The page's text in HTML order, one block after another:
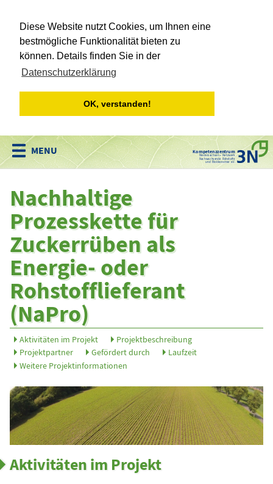
Diese Website nutzt Cookies, um Ihnen eine
bestmögliche Funktionalität bieten zu
können. Details finden Sie in der
Datenschutzerklärung
OK, verstanden!
Kompetenzzentrum
Niedersachsen • Netzwerk
Nachwachsende Rohstoffe
und Bioökonomie e.V.
Nachhaltige
Prozesskette für
Zuckerrüben als
Energie- oder
Rohstofflieferant
(NaPro)
Aktivitäten im Projekt
Projektbeschreibung
Projektpartner
Gefördert durch
Laufzeit
Weitere Projektinformationen
Aktivitäten im Projekt